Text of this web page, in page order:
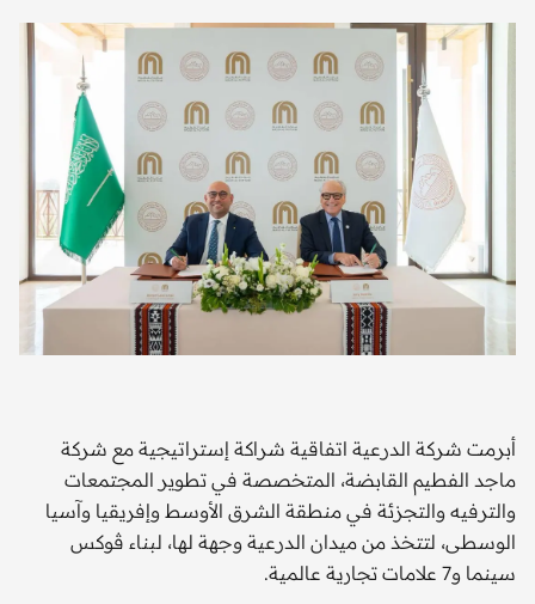
أبرمت شركة الدرعية اتفاقية شراكة إستراتيجية مع شركة
ماجد الفطيم القابضة، المتخصصة في تطوير المجتمعات
والترفيه والتجزئة في منطقة الشرق الأوسط وإفريقيا وآسيا
الوسطى، لتتخذ من ميدان الدرعية وجهة لها، لبناء ڤوكس
سينما و7 علامات تجارية عالمية.